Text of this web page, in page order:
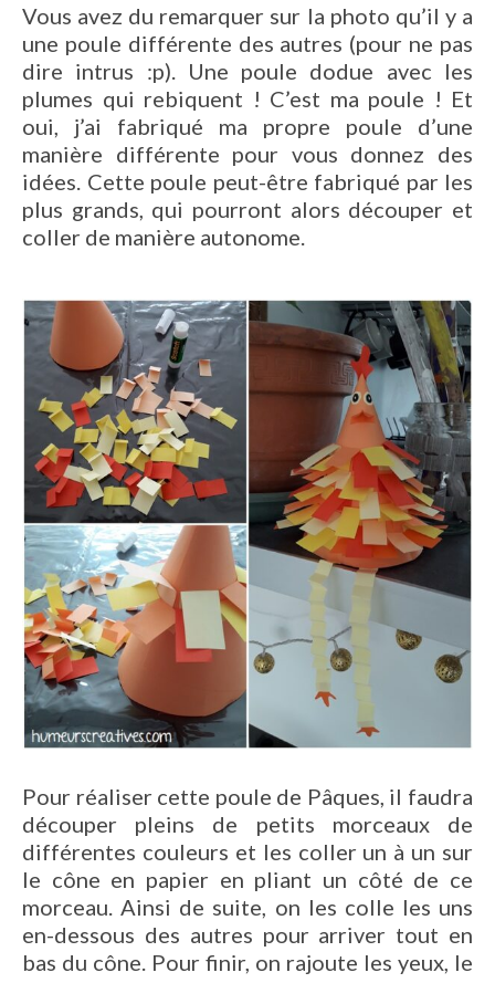
Vous avez du remarquer sur la photo qu’il y a
une poule différente des autres (pour ne pas
dire intrus :p). Une poule dodue avec les
plumes qui rebiquent ! C’est ma poule ! Et
oui, j’ai fabriqué ma propre poule d’une
manière différente pour vous donnez des
idées. Cette poule peut-être fabriqué par les
plus grands, qui pourront alors découper et
coller de manière autonome.
Pour réaliser cette poule de Pâques, il faudra
découper pleins de petits morceaux de
différentes couleurs et les coller un à un sur
le cône en papier en pliant un côté de ce
morceau. Ainsi de suite, on les colle les uns
en-dessous des autres pour arriver tout en
bas du cône. Pour finir, on rajoute les yeux, le